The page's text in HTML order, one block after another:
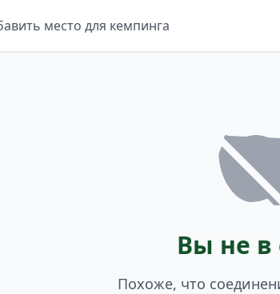
место для кемпинга
Вы не в
Похоже, что